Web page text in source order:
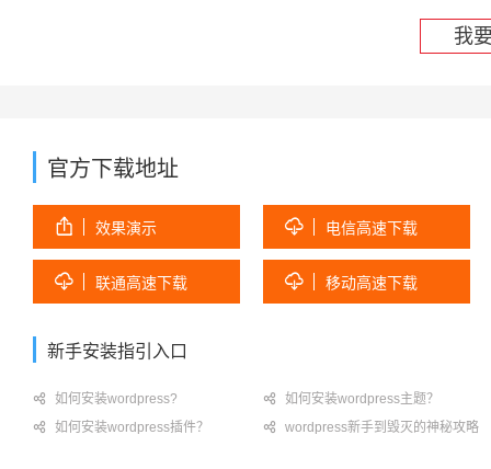
我
官方下载地址
 效果演示  电信高速下载
 联通高速下载  移动高速下载
新手安装指引入口
 如何安装wordpress?  如何安装wordpress主题？
 如何安装wordpress插件？  wordpress新手到毁灭的神秘攻略